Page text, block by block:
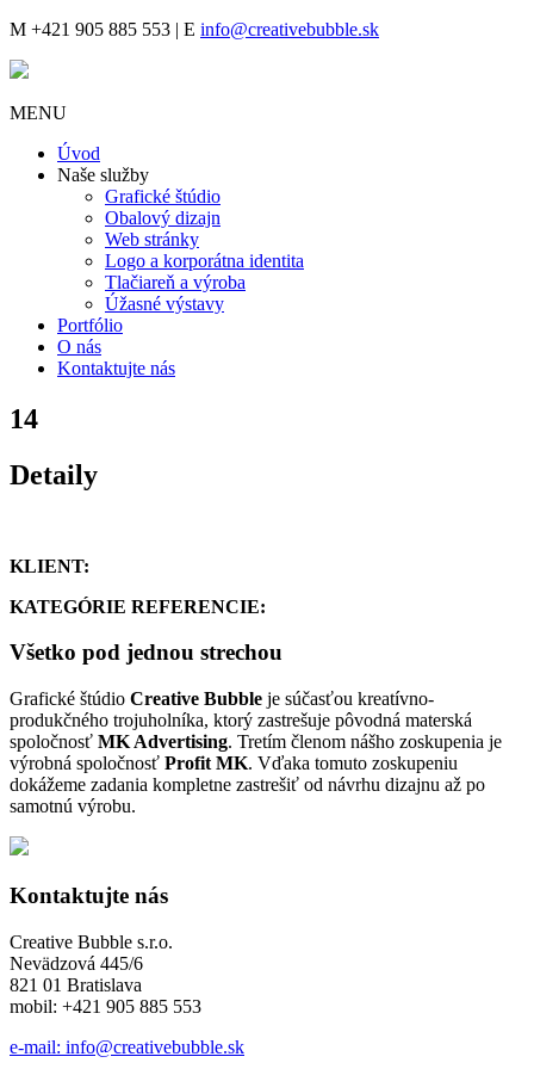
M +421 905 885 553 | E info@creativebubble.sk
MENU
Úvod
Naše služby
Grafické štúdio
Obalový dizajn
Web stránky
Logo a korporátna identita
Tlačiareň a výroba
Úžasné výstavy
Portfólio
O nás
Kontaktujte nás
14
Detaily
KLIENT:
KATEGÓRIE REFERENCIE:
Všetko pod jednou strechou
Grafické štúdio Creative Bubble je súčasťou kreatívno-
produkčného trojuholníka, ktorý zastrešuje pôvodná materská
spoločnosť MK Advertising. Tretím členom nášho zoskupenia je
výrobná spoločnosť Profit MK. Vďaka tomuto zoskupeniu
dokážeme zadania kompletne zastrešiť od návrhu dizajnu až po
samotnú výrobu.
Kontaktujte nás
Creative Bubble s.r.o.
Nevädzová 445/6
821 01 Bratislava
mobil: +421 905 885 553
e-mail: info@creativebubble.sk